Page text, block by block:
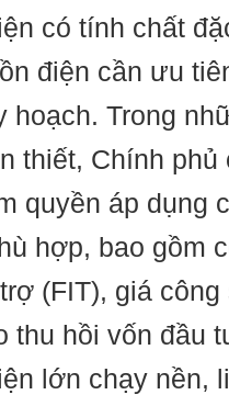
có tính chất
điện cần ưu
hoạch. Trong
thiết, Chính
quyền áp dụng
hợp, bao gồm
(FIT), giá công
thu hồi vốn đầu
lớn chạy nền,